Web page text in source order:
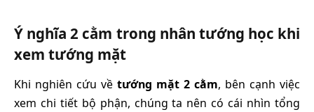
Ý nghĩa 2 cằm trong nhân tướng học khi
xem tướng mặt
Khi nghiên cứu về tướng mặt 2 cằm, bên cạnh việc
xem chi tiết bộ phận, chúng ta nên có cái nhìn tổng